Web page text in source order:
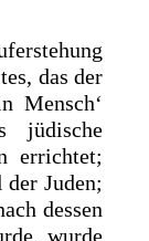
das der
Mensch‘
jüdische
errichtet;
der Juden;
dessen
wurde